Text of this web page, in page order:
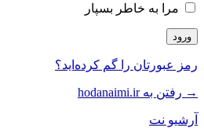
مرا به خاطر بسپار
رمز عبورتان را گم کرده‌اید؟
→ رفتن به hodanaimi.ir
آرشیو نت